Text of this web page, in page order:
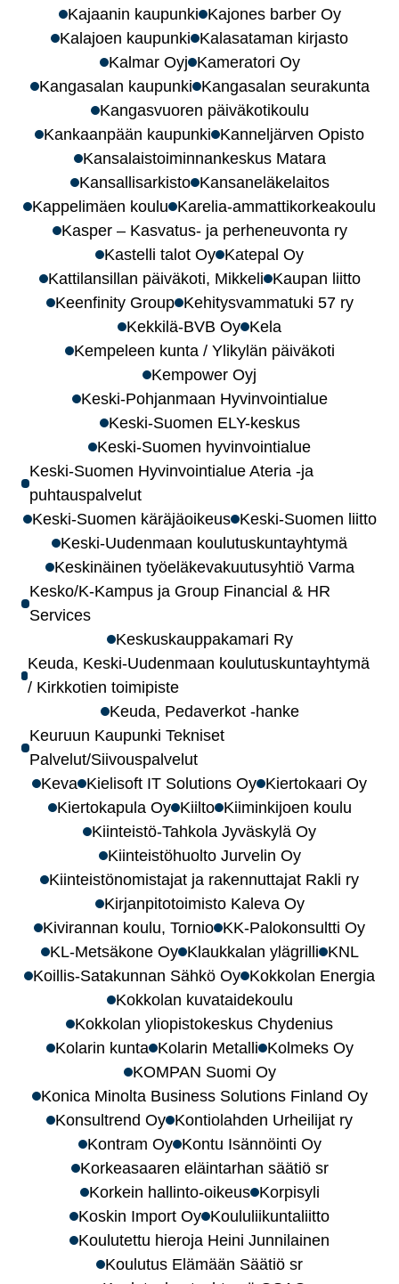
Kajaanin kaupunki Kajones barber Oy
Kalajoen kaupunki Kalasataman kirjasto
Kalmar Oyj Kameratori Oy
Kangasalan kaupunki Kangasalan seurakunta
Kangasvuoren päiväkotikoulu
Kankaanpään kaupunki Kanneljärven Opisto
Kansalaistoiminnankeskus Matara
Kansallisarkisto Kansaneläkelaitos
Kappelimäen koulu Karelia-ammattikorkeakoulu
Kasper – Kasvatus- ja perheneuvonta ry
Kastelli talot Oy Katepal Oy
Kattilansillan päiväkoti, Mikkeli Kaupan liitto
Keenfinity Group Kehitysvammatuki 57 ry
Kekkilä-BVB Oy Kela
Kempeleen kunta / Ylikylän päiväkoti
Kempower Oyj
Keski-Pohjanmaan Hyvinvointialue
Keski-Suomen ELY-keskus
Keski-Suomen hyvinvointialue
Keski-Suomen Hyvinvointialue Ateria -ja
puhtauspalvelut
Keski-Suomen käräjäoikeus Keski-Suomen liitto
Keski-Uudenmaan koulutuskuntayhtymä
Keskinäinen työeläkevakuutusyhtiö Varma
Kesko/K-Kampus ja Group Financial & HR
Services
Keskuskauppakamari Ry
Keuda, Keski-Uudenmaan koulutuskuntayhtymä
/ Kirkkotien toimipiste
Keuda, Pedaverkot -hanke
Keuruun Kaupunki Tekniset
Palvelut/Siivouspalvelut
Keva Kielisoft IT Solutions Oy Kiertokaari Oy
Kiertokapula Oy Kiilto Kiiminkijoen koulu
Kiinteistö-Tahkola Jyväskylä Oy
Kiinteistöhuolto Jurvelin Oy
Kiinteistönomistajat ja rakennuttajat Rakli ry
Kirjanpitotoimisto Kaleva Oy
Kivirannan koulu, Tornio KK-Palokonsultti Oy
KL-Metsäkone Oy Klaukkalan ylägrilli KNL
Koillis-Satakunnan Sähkö Oy Kokkolan Energia
Kokkolan kuvataidekoulu
Kokkolan yliopistokeskus Chydenius
Kolarin kunta Kolarin Metalli Kolmeks Oy
KOMPAN Suomi Oy
Konica Minolta Business Solutions Finland Oy
Konsultrend Oy Kontiolahden Urheilijat ry
Kontram Oy Kontu Isännöinti Oy
Korkeasaaren eläintarhan säätiö sr
Korkein hallinto-oikeus Korpisyli
Koskin Import Oy Koululiikuntaliitto
Koulutettu hieroja Heini Junnilainen
Koulutus Elämään Säätiö sr